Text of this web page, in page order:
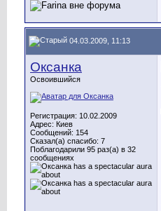
04.03.2009, 11:13
Оксанка
Освоившийся
Регистрация: 10.02.2009
Адрес: Киев
Сообщений: 154
Сказал(а) спасибо: 7
Поблагодарили 95 раз(а) в 32
сообщениях